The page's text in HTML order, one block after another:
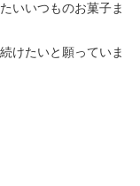
いいつものお菓子ま
けたいと願っていま